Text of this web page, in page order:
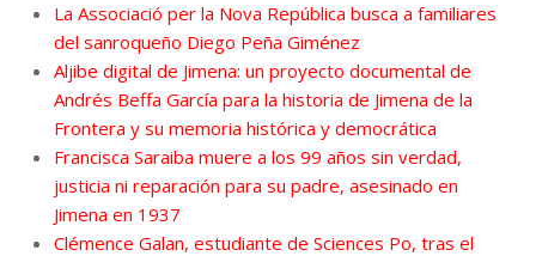
La Associació per la Nova República busca a familiares
del sanroqueño Diego Peña Giménez
Aljibe digital de Jimena: un proyecto documental de
Andrés Beffa García para la historia de Jimena de la
Frontera y su memoria histórica y democrática
Francisca Saraiba muere a los 99 años sin verdad,
justicia ni reparación para su padre, asesinado en
Jimena en 1937
Clémence Galan, estudiante de Sciences Po, tras el